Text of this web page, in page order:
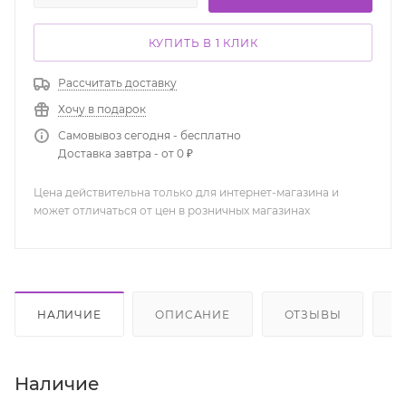
КУПИТЬ В 1 КЛИК
Рассчитать доставку
Хочу в подарок
Самовывоз сегодня - бесплатно
Доставка завтра - от 0 ₽
Цена действительна только для интернет-магазина и
может отличаться от цен в розничных магазинах
НАЛИЧИЕ ОПИСАНИЕ ОТЗЫВЫ
Наличие